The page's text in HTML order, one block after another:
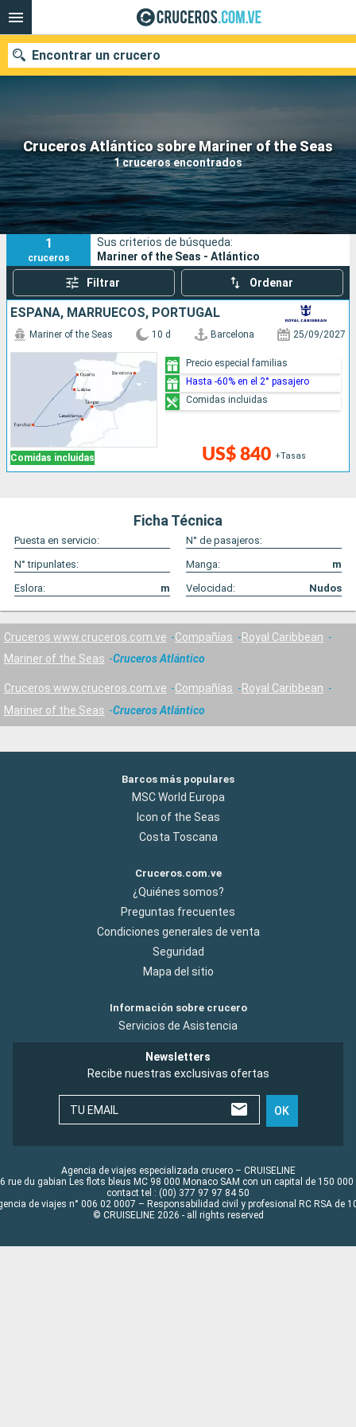
Cruceros Atlántico sobre Mariner of the Seas
1 cruceros encontrados
Encontrar un crucero
Nuestros destinos
Fecha de salida
Puertos Compañías
Buscar
1
cruceros
Sus criterios de búsqueda:
Mariner of the Seas - Atlántico
Filtrar Ordenar
ESPAÑA, MARRUECOS, PORTUGAL
Comidas incluidas
Mariner of the Seas 10 d Barcelona 25/09/2027
US$ 840 +Tasas
Precio especial familias
Hasta -60% en el 2° pasajero
Comidas incluidas
Ficha Técnica
Puesta en servicio:
N° de pasajeros:
N° tripunlates:
Manga:
m
Eslora:
m Velocidad: Nudos
Cruceros www.cruceros.com.ve Compañías
Royal Caribbean
Mariner of the Seas
Cruceros Atlántico
Cruceros www.cruceros.com.ve Compañías
Royal Caribbean
Mariner of the Seas
Cruceros Atlántico
Barcos más populares
MSC World Europa
Icon of the Seas
Costa Toscana
Cruceros.com.ve
¿Quiénes somos?
Preguntas frecuentes
Condiciones generales de venta
Seguridad
Mapa del sitio
Información sobre crucero
Servicios de Asistencia
Newsletters
Recibe nuestras exclusivas ofertas
TU EMAIL OK
Agencia de viajes especializada crucero – CRUISELINE
rue du gabian Les flots bleus MC 98 000 Monaco SAM con un capital de 150 000
contact tel : (00) 377 97 97 84 50
de viajes n° 006 02 0007 – Responsabilidad civil y profesional RC RSA de
© CRUISELINE 2026 - all rights reserved